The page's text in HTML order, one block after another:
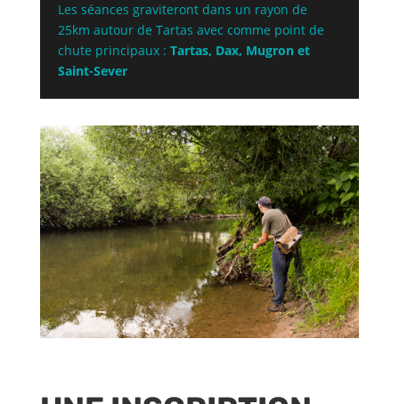
Les séances graviteront dans un rayon de
25km autour de Tartas avec comme point de
chute principaux : Tartas, Dax, Mugron et
Saint-Sever